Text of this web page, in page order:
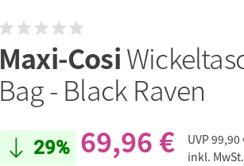
Maxi-Cosi
Bag - Black Raven
29% 69,96 € UVP99,90
inkl. MwSt.